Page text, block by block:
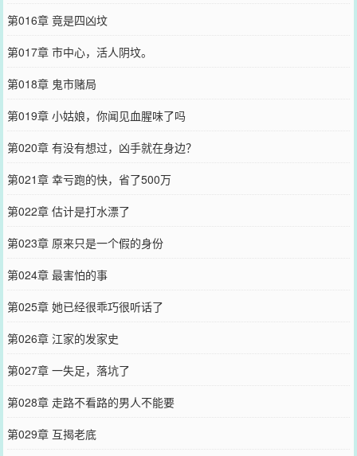
第016章 竟是四凶坟
第017章 市中心，活人阴坟。
第018章 鬼市赌局
第019章 小姑娘，你闻见血腥味了吗
第020章 有没有想过，凶手就在身边？
第021章 幸亏跑的快，省了500万
第022章 估计是打水漂了
第023章 原来只是一个假的身份
第024章 最害怕的事
第025章 她已经很乖巧很听话了
第026章 江家的发家史
第027章 一失足，落坑了
第028章 走路不看路的男人不能要
第029章 互揭老底